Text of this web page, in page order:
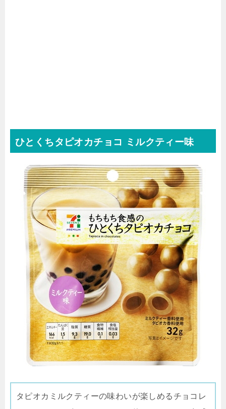
ひとくちタピオカチョコ ミルクティー味
タピオカミルクティーの味わいが楽しめるチョコレ